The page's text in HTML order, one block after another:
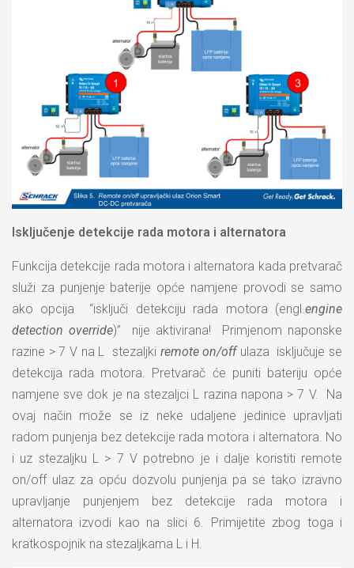
Isključenje detekcije rada motora i alternatora
Funkcija detekcije rada motora i alternatora kada pretvarač
služi za punjenje baterije opće namjene provodi se samo
ako opcija “isključi detekciju rada motora (engl.engine
detection override)” nije aktivirana! Primjenom naponske
razine > 7 V na L stezaljki remote on/offulaza isključuje se
detekcija rada motora. Pretvarač će puniti bateriju opće
namjene sve dok je na stezaljci L razina napona > 7 V. Na
ovaj način može se iz neke udaljene jedinice upravljati
radom punjenja bez detekcije rada motora i alternatora. No
i uz stezaljku L > 7 V potrebno je i dalje koristiti remote
on/off ulaz za opću dozvolu punjenja pa se tako izravno
upravljanje punjenjem bez detekcije rada motora i
alternatora izvodi kao na slici 6. Primijetite zbog toga i
kratkospojnik na stezaljkama L i H.